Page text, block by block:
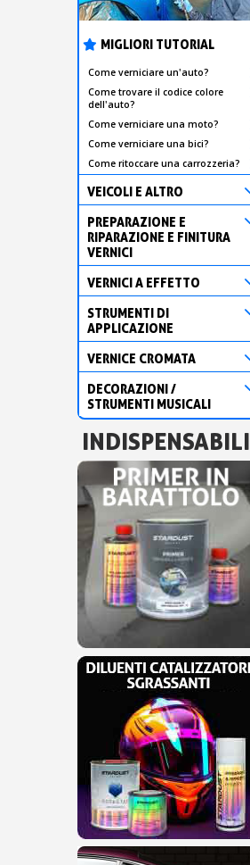
MIGLIORI TUTORIAL
Come verniciare un'auto?
Come trovare il codice colore
dell'auto?
Come verniciare una moto?
Come verniciare una bici?
Come ritoccare una carrozzeria?
VEICOLI E ALTRO
PREPARAZIONE E
RIPARAZIONE E FINITURA
VERNICI
VERNICI A EFFETTO
STRUMENTI DI
APPLICAZIONE
VERNICE CROMATA
DECORAZIONI /
STRUMENTI MUSICALI
INDISPENSABILI